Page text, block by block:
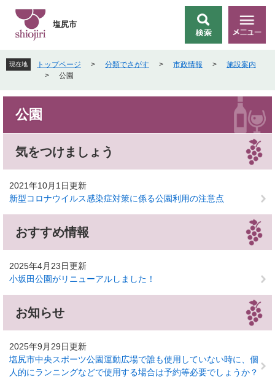
先
頭
す
を
飛
し
文
索
メ
ニ
ー
塩尻市
現在地 トップページ > 分類でさがす > 市政情報 >
施設案内
>
公園
公園
気をつけましょう
2021年10月1日更新
新型コロナウイルス感染症対策に係る公園利用の注意点
おすすめ情報
2025年4月23日更新
小坂田公園がリニューアルしました！
お知らせ
2025年9月29日更新
塩尻市中央スポーツ公園運動広場で誰も使用していない時に、個
人的にランニングなどで使用する場合は予約等必要でしょうか？